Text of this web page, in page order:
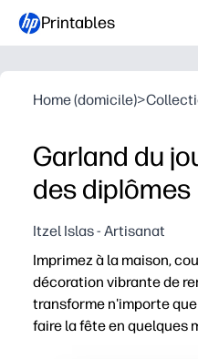
Printables
Home (domicile)>
Garland du
des diplômes
Itzel Islas - Artisanat
Imprimez à la maison,
décoration vibrante de
transforme n'importe
faire la fête en quelques